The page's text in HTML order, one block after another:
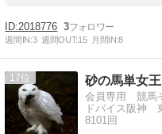
2018776 3
週間IN:3 週間OUT:15 月間IN:8
17 砂の馬単女
会員専用 競馬
ドバイス阪神
8101回